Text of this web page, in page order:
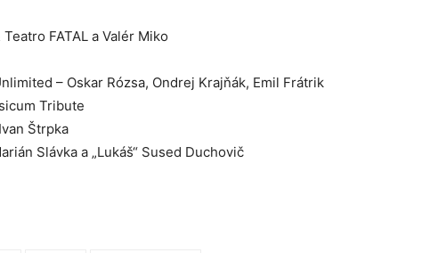
FATAL a Valér Miko
– Oskar Rózsa, Ondrej Krajňák, Emil Frátrik
Tribute
Štrpka
Slávka a „Lukáš“ Sused Duchovič